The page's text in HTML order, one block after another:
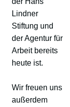
Lindner
Stiftung und
der Agentur für
Arbeit bereits
heute ist.
Wir freuen uns
außerdem